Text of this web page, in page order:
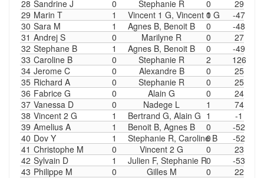
28 Sandrine J 0 Stephanie R 0
29
29 Marin T 1 Vincent 1 G, Vincent 1 G
0
-47
30 Sara M 1 Agnes B, Benoit B 0
-48
31 Andrej S 0 Marilyne R 0
27
32 Stephane B 1 Agnes B, Benoit B 0
-49
33 Caroline B 0 Stephanie R 2
126
34 Jerome C 0 Alexandre B 0
25
35 Richard A 0 Stephanie R 0
25
36 Fabrice G 0 Alain G 0
24
37 Vanessa D 0 Nadege L 1
74
38 Vincent 2 G 1 Bertrand G, Alain G 1
-1
39 Amelius A 1 Benoit B, Agnes B 0
-52
40 Dov Y 1 Stephanie R, Caroline B
0
-52
41 Christophe M 0 Vincent 2 G 0
23
42 Sylvain D 1 Julien F, Stephanie R0
-53
43 Philippe M 0 Gilles M 0 22